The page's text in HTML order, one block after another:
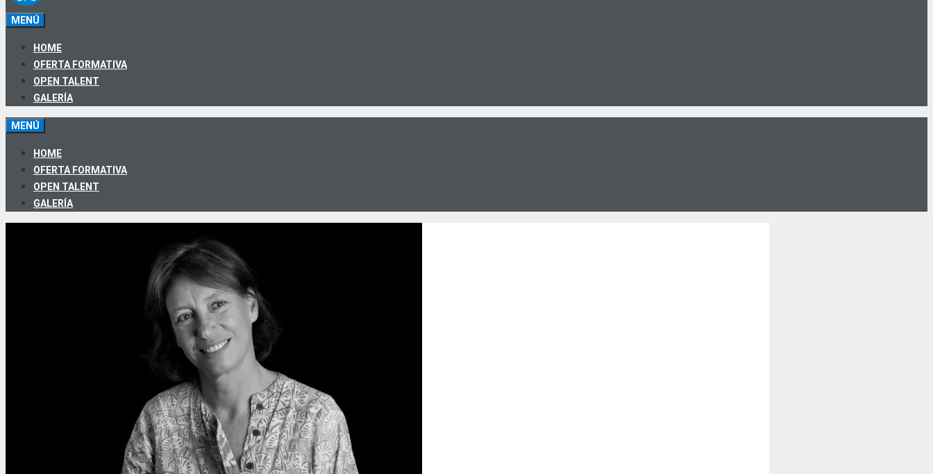
MENÚ
HOME
OFERTA FORMATIVA
OPEN TALENT
GALERÍA
MENÚ
HOME
OFERTA FORMATIVA
OPEN TALENT
GALERÍA